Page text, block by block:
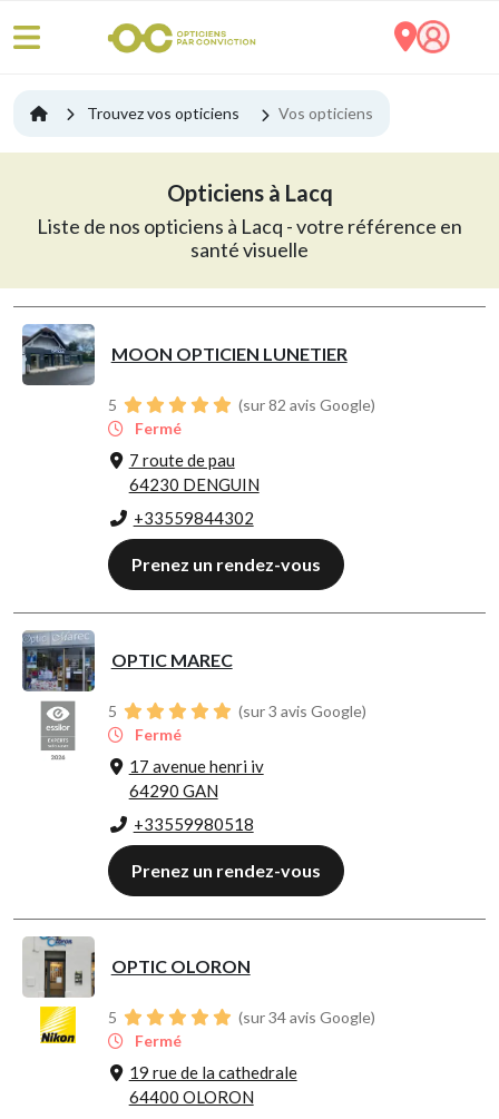
Trouvez vos opticiens Vos opticiens
Opticiens à Lacq
Liste de nos opticiens à Lacq - votre référence en
santé visuelle
MOON OPTICIEN LUNETIER
5
(sur 82 avis Google)
Fermé
7 route de pau
64230 DENGUIN
+33559844302
Prenez un rendez-vous
OPTIC MAREC
5
(sur 3 avis Google)
Fermé
17 avenue henri iv
64290 GAN
+33559980518
Prenez un rendez-vous
OPTIC OLORON
5
(sur 34 avis Google)
Fermé
19 rue de la cathedrale
64400 OLORON